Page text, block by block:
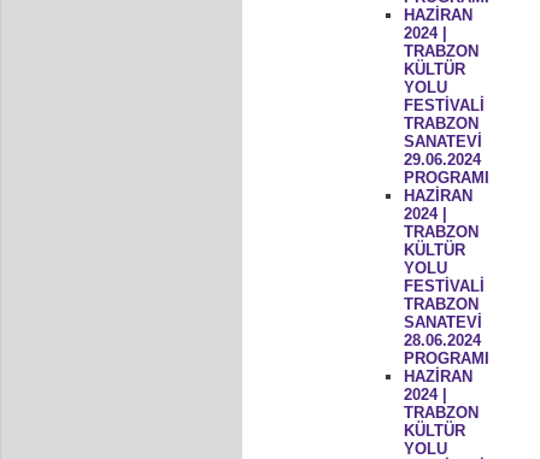
HAZİRAN
2024 |
TRABZON
KÜLTÜR
YOLU
FESTİVALİ
TRABZON
SANATEVİ
29.06.2024
PROGRAMI
HAZİRAN
2024 |
TRABZON
KÜLTÜR
YOLU
FESTİVALİ
TRABZON
SANATEVİ
28.06.2024
PROGRAMI
HAZİRAN
2024 |
TRABZON
KÜLTÜR
YOLU